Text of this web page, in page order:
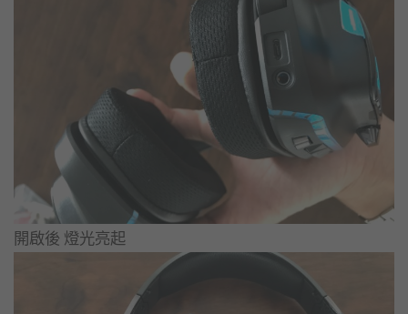
開啟後 燈光亮起